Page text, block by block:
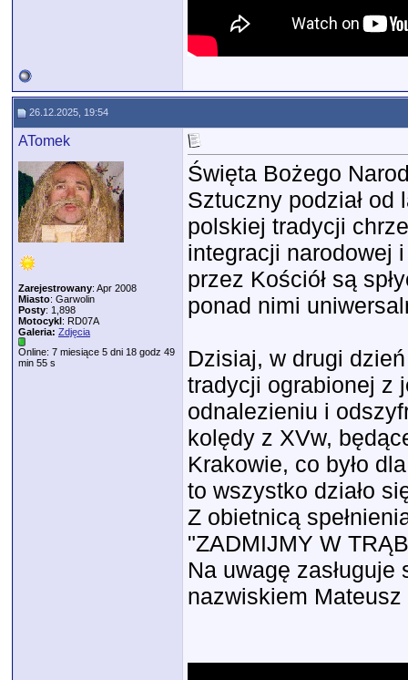
26.12.2025, 19:54
ATomek
Zarejestrowany: Apr 2008
Miasto: Garwolin
Posty: 1,898
Motocykl: RD07A
Galeria: Zdjęcia
Online: 7 miesiące 5 dni 18 godz 49
min 55 s
Święta Bożego
Sztuczny podział
polskiej tradycji
integracji narodowej
przez Kościół są
ponad nimi
Dzisiaj, w drugi
tradycji ograbionej z
odnalezieniu i
kolędy z XVw,
Krakowie, co było
to wszystko działo
Z obietnicą
"ZADMIJMY W
Na uwagę
nazwiskiem Mateusz